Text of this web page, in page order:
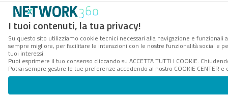
I tuoi contenuti, la tua privacy!
Su questo sito utilizziamo cookie tecnici necessari alla navigazione e
sempre migliore, per facilitare le interazioni con le nostre funzionalità social e
tuoi interessi.
Puoi esprimere il tuo consenso cliccando su ACCETTA TUTTI I COOKIE.
Potrai sempre gestire le tue preferenze accedendo al nostro COOKIE